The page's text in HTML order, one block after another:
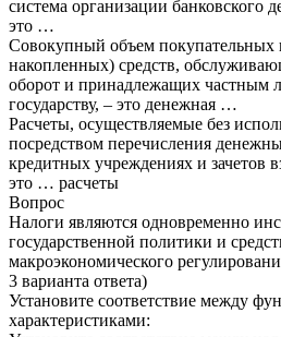
система организации банковского
это …
Совокупный объем покупательных
накопленных) средств,
оборот и принадлежащих частным
государству, – это денежная …
Расчеты, осуществляемые без
посредством перечисления
кредитных учреждениях и зачетов
это … расчеты
Вопрос
Налоги являются одновременно
государственной политики и
макроэкономического
3 варианта ответа)
Установите соответствие между
характеристиками: